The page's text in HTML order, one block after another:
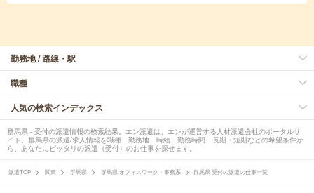
勤務地 / 路線・駅
職種
人気の検索インデックス
群馬県 - 受付の派遣情報の検索結果。エン派遣は、エンが運営する人材派遣会社のポータルサ
イト。群馬県の派遣/求人情報を職種、勤務地、時給、勤務時間、長期・短期などの希望条件か
ら、あなたにピッタリの派遣（受付）のお仕事を探せます。
派遣TOP 関東 群馬県 群馬県 オフィスワーク・事務系 群馬県 受付の派遣の仕事一覧